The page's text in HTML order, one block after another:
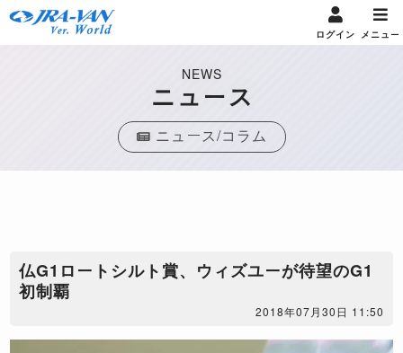
ログイン メニュー
NEWS
ニュース
ニュース/コラム
​仏G1ロートシルト賞、ウィズユーが待望のG1
初制覇
2018年07月30日 11:50